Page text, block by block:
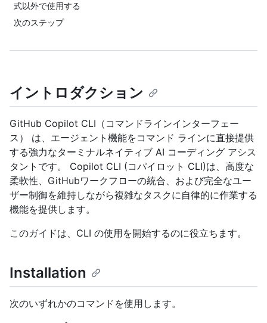
式以外で使用する
次のステップ
イントロダクション
GitHub Copilot CLI（コマンドラインインターフェー
ス） は、エージェント機能をコマンド ラインに直接提供
する強力なターミナルネイティブ AI コーディング アシス
タントです。 Copilot CLI (コパイロット CLI)は、高度な
柔軟性、GitHubワークフローの統合、および完全なユー
ザー制御を維持しながら複雑なタスクに自律的に作業する
機能を提供します。
このガイドは、CLI の使用を開始するのに役立ちます。
Installation
次のいずれかのコマンドを使用します。